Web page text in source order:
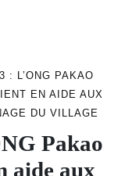
: L’ONG PAKAO
EN AIDE AUX
DU VILLAGE
Pakao
aide aux